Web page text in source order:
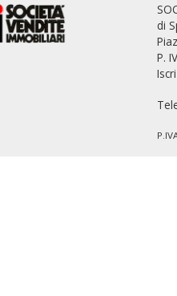
di
P.